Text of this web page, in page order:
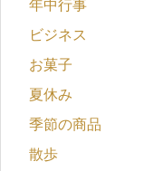
年中行事
ビジネス
お菓子
夏休み
季節の商品
散歩